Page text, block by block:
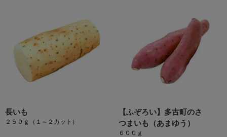
長いも
２５０ｇ（１～２カット）
【ふぞろい】多古町のさ
つまいも（あまゆう）
６００ｇ